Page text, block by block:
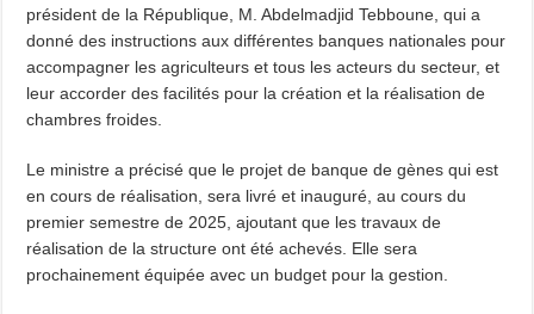
président de la République, M. Abdelmadjid Tebboune, qui a
donné des instructions aux différentes banques nationales pour
accompagner les agriculteurs et tous les acteurs du secteur, et
leur accorder des facilités pour la création et la réalisation de
chambres froides.
Le ministre a précisé que le projet de banque de gènes qui est
en cours de réalisation, sera livré et inauguré, au cours du
premier semestre de 2025, ajoutant que les travaux de
réalisation de la structure ont été achevés. Elle sera
prochainement équipée avec un budget pour la gestion.